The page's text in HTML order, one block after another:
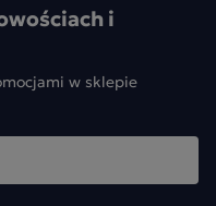
i
w sklepie